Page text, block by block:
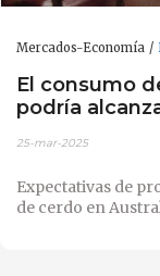
Mercados-Economía
El consumo
podría
25-mar-2025
Expectativas de
de cerdo en